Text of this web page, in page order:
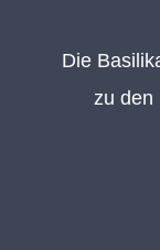
Die
zu den